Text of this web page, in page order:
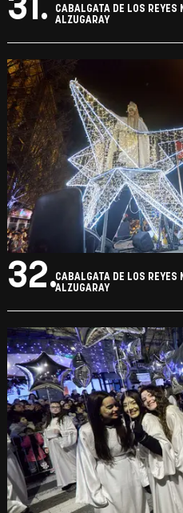
31.
CABALGATA DE LOS REYES
ALZUGARAY
32.CABALGATA DE LOS REYES
ALZUGARAY